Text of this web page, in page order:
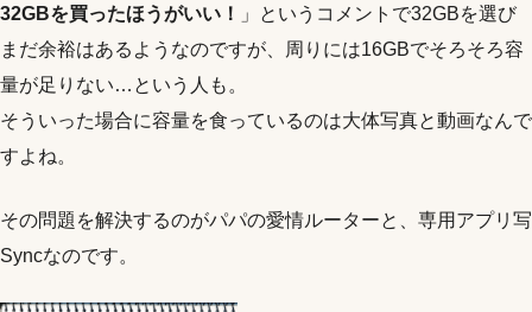
32GBを買ったほうがいい！
」というコメントで32GBを選び
まだ余裕はあるようなのですが、周りには16GBでそろそろ容
量が足りない…という人も。
そういった場合に容量を食っているのは大体写真と動画なんで
すよね。
その問題を解決するのがパパの愛情ルーターと、専用アプリ写
Syncなのです。